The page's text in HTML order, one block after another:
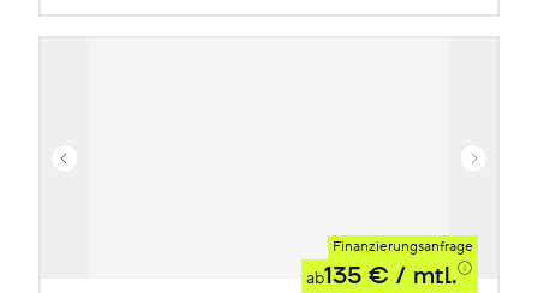
Finanzierungsanfrage
ab135 € / mtl.